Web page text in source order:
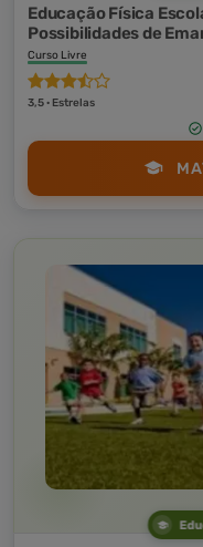
Educação Física
Possibilidades de
Curso Livre
3,5 · Estrelas